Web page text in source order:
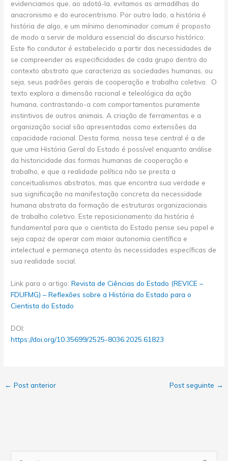
evidenciamos que, ao adotá-la, evitamos as armadilhas do
anacronismo e do eurocentrismo. Por outro lado, a história é
história de algo, e um mínimo denominador comum é proposto
de modo a servir de moldura essencial do discurso histórico.
Este fio condutor é estabelecido a partir das necessidades de
se compreender as especificidades de cada grupo dentro do
contexto abstrato que caracteriza as sociedades humanas, ou
seja, seus padrões gerais de cooperação e trabalho coletivo. O
texto explora a dimensão racional e teleológica da ação
humana, contrastando-a com comportamentos puramente
instintivos de outros animais. A criação de ferramentas e a
organização social são apresentadas como extensões da
capacidade racional. Desta forma, nossa tese central é a de
que uma História Geral do Estado é possível enquanto análise
da historicidade das formas humanas de cooperação e
trabalho, e que a realidade política não se presta a
conceitualismos abstratos, mas que encontra sua verdade e
sua significação na manifestação concreta da necessidade
humana abstrata da formação de estruturas organizacionais
de trabalho coletivo. Este reposicionamento da história é
fundamental para que o cientista do Estado pense seu papel e
seja capaz de operar com maior autonomia científica e
intelectual e permaneça atento às necessidades específicas de
sua realidade social.
Link para o artigo:Revista de Ciências do Estado (REVICE –
FDUFMG) – Reflexões sobre a História do Estado para o
Cientista do Estado
DOI:
https://doi.org/10.35699/2525-8036.2025.61823
← Post anterior Post seguinte →